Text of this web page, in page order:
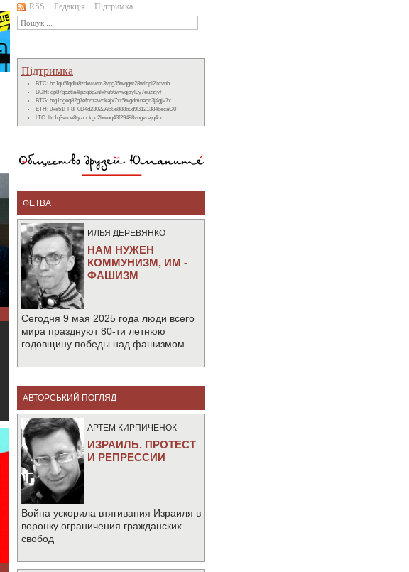
RSS Редакція Підтримка
Підтримка
BTC: bc1qu5fqdlu8zdxwwm3vpg35wqgw28wlqpl2ltcvnh
BCH: qp87gcztla4lpzq6p2nlxhu56wwgjsyl3y7euzzjvf
BTG: btg1qgeq82g7efnmawckajx7xr5wgdmnagn3j4gjv7x
ETH: 0xe51FF8F0D4d23022AE8e888b8d9B1213846ecaC0
LTC: ltc1q3vrqe8tyzcckgc2hwuq43f29488vngvrejq4dq
ФЕТВА
ИЛЬЯ ДЕРЕВЯНКО
НАМ НУЖЕН
КОММУНИЗМ, ИМ -
ФАШИЗМ
Сегодня 9 мая 2025 года люди всего
мира празднуют 80-ти летнюю
годовщину победы над фашизмом.
АВТОРСЬКИЙ ПОГЛЯД
АРТЕМ КИРПИЧЕНОК
ИЗРАИЛЬ. ПРОТЕСТ
И РЕПРЕССИИ
Война ускорила втягивания Израиля в
воронку ограничения гражданских
свобод